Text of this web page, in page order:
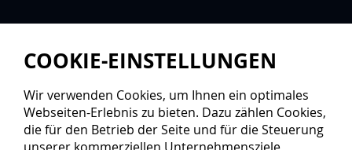
COOKIE-EINSTELLUNGEN
Wir verwenden Cookies, um Ihnen ein optimales
Webseiten-Erlebnis zu bieten. Dazu zählen Cookies,
die für den Betrieb der Seite und für die Steuerung